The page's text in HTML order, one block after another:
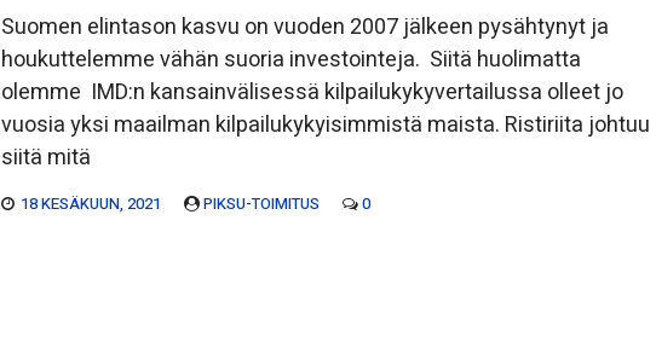
Suomen elintason kasvu on vuoden 2007 jälkeen pysähtynyt ja
houkuttelemme vähän suoria investointeja. Siitä huolimatta
olemme IMD:n kansainvälisessä kilpailukykyvertailussa olleet jo
vuosia yksi maailman kilpailukykyisimmistä maista. Ristiriita johtuu
siitä mitä
18 KESÄKUUN, 2021 PIKSU-TOIMITUS 0